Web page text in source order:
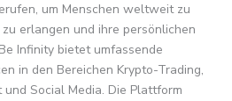
um Menschen weltweit zu
erlangen und ihre persönlichen
Infinity bietet umfassende
in den Bereichen Krypto-Trading,
Social Media. Die Plattform